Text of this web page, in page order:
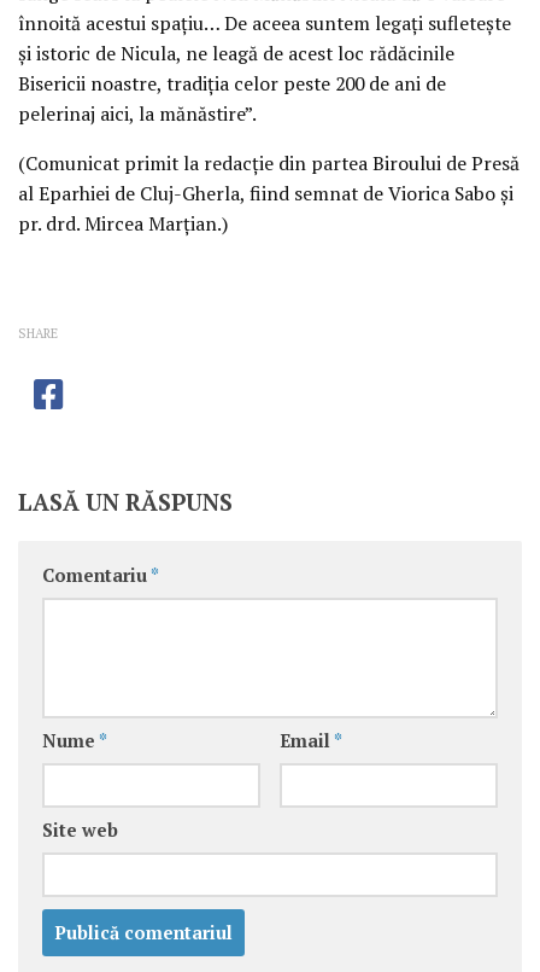
înnoită acestui spaţiu… De aceea suntem legaţi sufleteşte
şi istoric de Nicula, ne leagă de acest loc rădăcinile
Bisericii noastre, tradiţia celor peste 200 de ani de
pelerinaj aici, la mănăstire”.
(Comunicat primit la redacţie din partea Biroului de Presă
al Eparhiei de Cluj-Gherla, fiind semnat de Viorica Sabo şi
pr. drd. Mircea Marţian.)
SHARE
LASĂ UN RĂSPUNS
Comentariu *
Nume * Email *
Site web